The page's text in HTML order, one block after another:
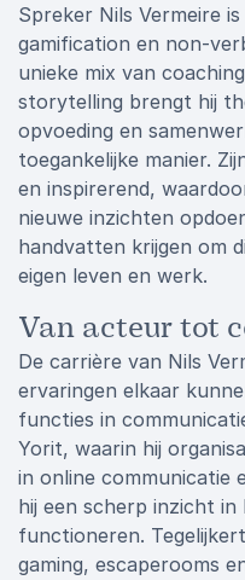
Spreker Nils Vermeire
gamification en non-
unieke mix van
storytelling brengt hij
opvoeding en
toegankelijke manier.
en inspirerend,
nieuwe inzichten
handvatten krijgen om
eigen leven en werk.
Van acteur tot
De carrière van Nils
ervaringen elkaar
functies in
Yorit, waarin hij
in online communicatie
hij een scherp inzicht in
functioneren.
gaming, escaperooms